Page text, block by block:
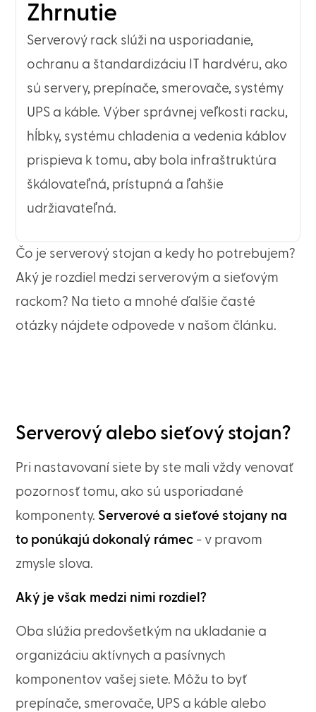
Zhrnutie
Serverový rack slúži na usporiadanie,
ochranu a štandardizáciu IT hardvéru, ako
sú servery, prepínače, smerovače, systémy
UPS a káble. Výber správnej veľkosti racku,
hĺbky, systému chladenia a vedenia káblov
prispieva k tomu, aby bola infraštruktúra
škálovateľná, prístupná a ľahšie
udržiavateľná.
Čo je serverový stojan a kedy ho potrebujem?
Aký je rozdiel medzi serverovým a sieťovým
rackom? Na tieto a mnohé ďalšie časté
otázky nájdete odpovede v našom článku.
Serverový alebo sieťový stojan?
Pri nastavovaní siete by ste mali vždy venovať
pozornosť tomu, ako sú usporiadané
komponenty. Serverové a sieťové stojany na
to ponúkajú dokonalý rámec - v pravom
zmysle slova.
Aký je však medzi nimi rozdiel?
Oba slúžia predovšetkým na ukladanie a
organizáciu aktívnych a pasívnych
komponentov vašej siete. Môžu to byť
prepínače, smerovače, UPS a káble alebo